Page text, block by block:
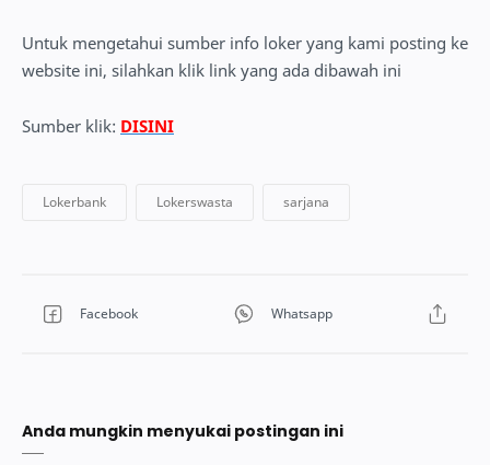
Untuk mengetahui sumber info loker yang kami posting ke
website ini, silahkan klik link yang ada dibawah ini
Sumber klik: DISINI
Anda mungkin menyukai postingan ini